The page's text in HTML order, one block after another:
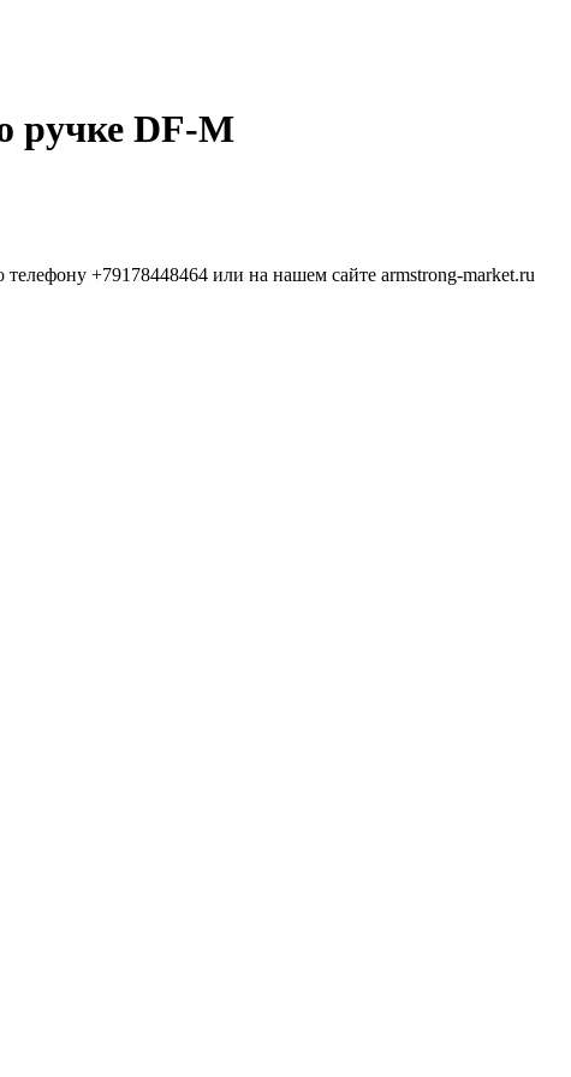
ручке DF-M
+79178448464 или на нашем сайте armstrong-market.ru